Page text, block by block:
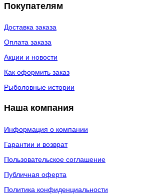
Покупателям
Доставка заказа
Оплата заказа
Акции и новости
Как оформить заказ
Рыболовные истории
Наша компания
Информация о компании
Гарантии и возврат
Пользовательское соглашение
Публичная оферта
Политика конфиденциальности